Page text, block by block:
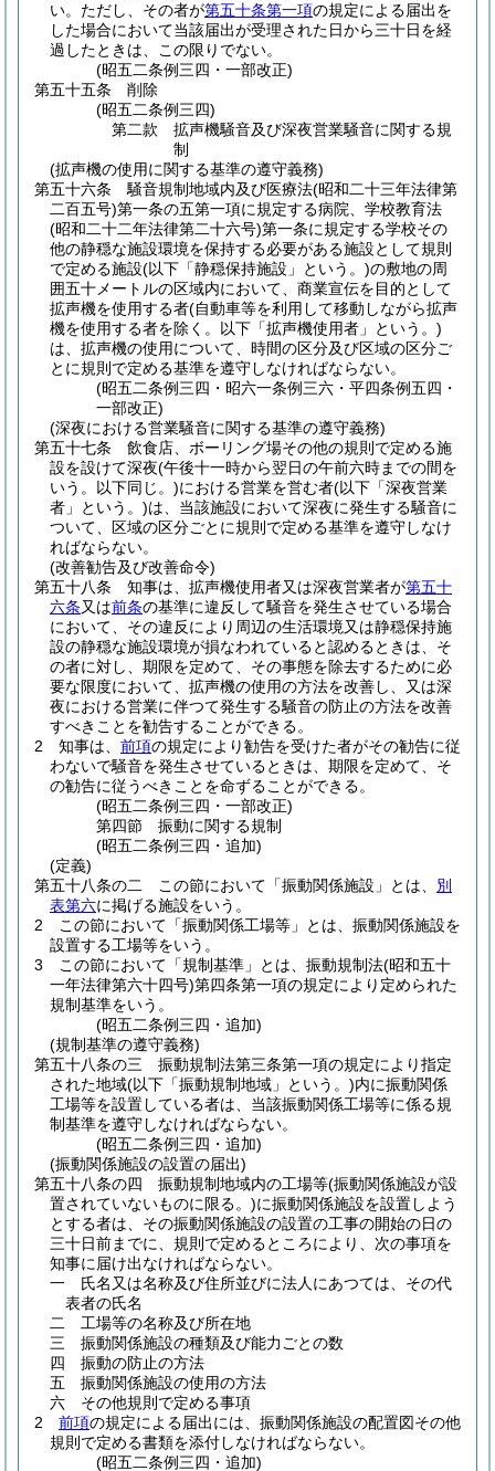
い。 ただし、その者が第五十条第一項の規定による届出を
した場合において当該届出が受理された日から三十日を経
過したときは、この限りでない。
(昭五二条例三四・一部改正)
第五十五条
削除
(昭五二条例三四)
第二款
拡声機騒音及び深夜営業騒音に関する規
制
(拡声機の使用に関する基準の遵守義務)
第五十六条
騒音規制地域内及び医療法(昭和二十三年法律第
二百五号)第一条の五第一項に規定する病院、学校教育法
(昭和二十二年法律第二十六号)第一条に規定する学校その
他の静穏な施設環境を保持する必要がある施設として規則
で定める施設(以下「静穏保持施設」という。)の敷地の周
囲五十メートルの区域内において、商業宣伝を目的として
拡声機を使用する者(自動車等を利用して移動しながら拡声
機を使用する者を除く。以下「拡声機使用者」という。)
は、拡声機の使用について、時間の区分及び区域の区分ご
とに規則で定める基準を遵守しなければならない。
(昭五二条例三四・昭六一条例三六・平四条例五四・
一部改正)
(深夜における営業騒音に関する基準の遵守義務)
第五十七条
飲食店、ボーリング場その他の規則で定める施
設を設けて深夜(午後十一時から翌日の午前六時までの間を
いう。以下同じ。)における営業を営む者(以下「深夜営業
者」という。)は、当該施設において深夜に発生する騒音に
ついて、区域の区分ごとに規則で定める基準を遵守しなけ
ればならない。
(改善勧告及び改善命令)
第五十八条
知事は、拡声機使用者又は深夜営業者が第五十
六条又は前条の基準に違反して騒音を発生させている場合
において、その違反により周辺の生活環境又は静穏保持施
設の静穏な施設環境が損なわれていると認めるときは、そ
の者に対し、期限を定めて、その事態を除去するために必
要な限度において、拡声機の使用の方法を改善し、又は深
夜における営業に伴つて発生する騒音の防止の方法を改善
すべきことを勧告することができる。
2
知事は、 前項の規定により勧告を受けた者がその勧告に従
わないで騒音を発生させているときは、期限を定めて、そ
の勧告に従うべきことを命ずることができる。
(昭五二条例三四・一部改正)
第四節
振動に関する規制
(昭五二条例三四・追加)
(定義)
第五十八条の二
この節において「振動関係施設」とは、 別
表第六に掲げる施設をいう。
2
この節において「振動関係工場等」とは、振動関係施設を
設置する工場等をいう。
3
この節において「規制基準」とは、振動規制法(昭和五十
一年法律第六十四号)第四条第一項の規定により定められた
規制基準をいう。
(昭五二条例三四・追加)
(規制基準の遵守義務)
第五十八条の三
振動規制法第三条第一項の規定により指定
された地域(以下「振動規制地域」という。)内に振動関係
工場等を設置している者は、当該振動関係工場等に係る規
制基準を遵守しなければならない。
(昭五二条例三四・追加)
(振動関係施設の設置の届出)
第五十八条の四
振動規制地域内の工場等(振動関係施設が設
置されていないものに限る。)に振動関係施設を設置しよう
とする者は、その振動関係施設の設置の工事の開始の日の
三十日前までに、規則で定めるところにより、次の事項を
知事に届け出なければならない。
一
氏名又は名称及び住所並びに法人にあつては、その代
表者の氏名
二
工場等の名称及び所在地
三
振動関係施設の種類及び能力ごとの数
四
振動の防止の方法
五
振動関係施設の使用の方法
六
その他規則で定める事項
2
前項の規定による届出には、振動関係施設の配置図その他
規則で定める書類を添付しなければならない。
(昭五二条例三四・追加)